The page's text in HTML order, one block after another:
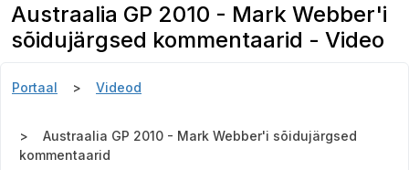
Austraalia GP 2010 - Mark Webber'i
sõidujärgsed kommentaarid - Video
Portaal Videod
Austraalia GP 2010 - Mark Webber'i sõidujärgsed
kommentaarid